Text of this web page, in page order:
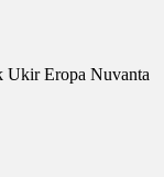
Ukir Eropa Nuvanta